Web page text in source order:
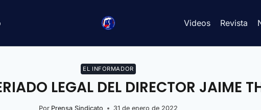
Videos Revista
EL INFORMADOR
LEGAL DEL DIRECTOR JAIME
Por Prensa Sindicato 31 de enero de 2022